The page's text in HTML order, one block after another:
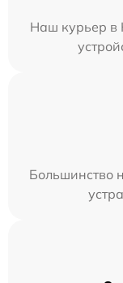
Наш курьер в
Большинство